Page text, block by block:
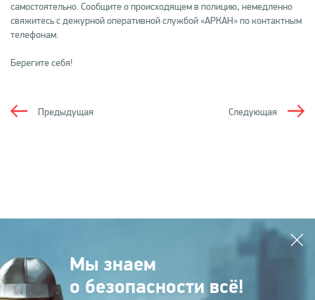
самостоятельно. Сообщите о происходящем в полицию, немедленно
свяжитесь с дежурной оперативной службой «АРКАН» по контактным
телефонам.
Берегите себя!
Следующая
Предыдущая
Мы знаем
о безопасности всё!